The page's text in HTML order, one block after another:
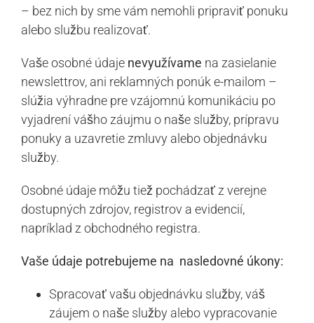
– bez nich by sme vám nemohli pripraviť ponuku
alebo službu realizovať.
Vaše osobné údaje nevyužívame na zasielanie
newslettrov, ani reklamných ponúk e-mailom –
slúžia výhradne pre vzájomnú komunikáciu po
vyjadrení vášho záujmu o naše služby, prípravu
ponuky a uzavretie zmluvy alebo objednávku
služby.
Osobné údaje môžu tiež pochádzať z verejne
dostupných zdrojov, registrov a evidencií,
napríklad z obchodného registra.
Vaše údaje potrebujeme na nasledovné úkony:
Spracovať vašu objednávku služby, váš
záujem o naše služby alebo vypracovanie